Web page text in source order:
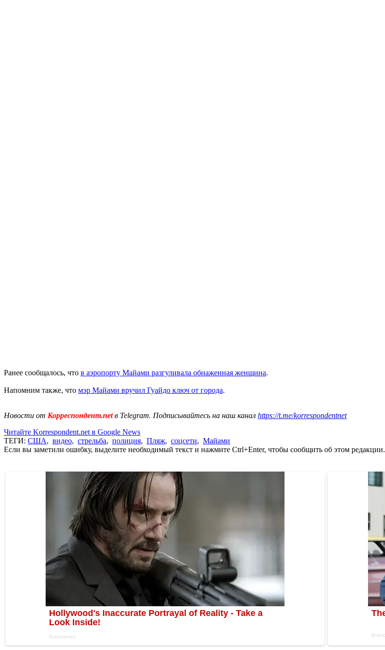
Ранее сообщалось, что в аэропорту Майами разгуливала обнаженная женщина.
Напомним также, что мэр Майами вручил Гуайдо ключ от города.
Новости от Корреспондент.netв Telegram. Подписывайтесь на наш канал https://t.me/korrespondentnet
Читайте Korrespondent.net в Google News
ТЕГИ: США, видео, стрельба, полиция, Пляж, соцсети, Майами
Если вы заметили ошибку, выделите необходимый текст и нажмите Ctrl+Enter, чтобы сообщить об этом редакции.